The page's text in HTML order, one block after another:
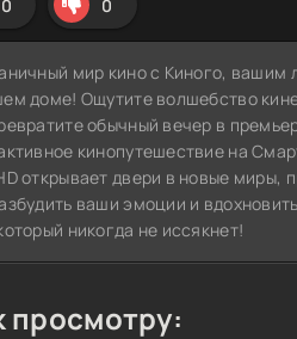
0 0
мир кино с Киного,
доме! Ощутите волшебство
обычный вечер в
кинопутешествие на
открывает двери в новые миры,
ваши эмоции и
никогда не иссякнет!
просмотру: